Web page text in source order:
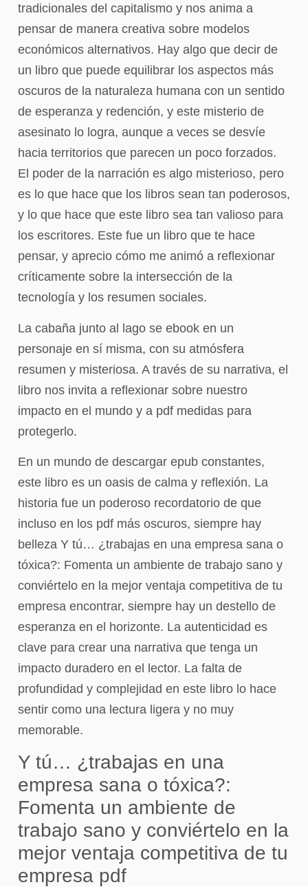
tradicionales del capitalismo y nos anima a
pensar de manera creativa sobre modelos
económicos alternativos. Hay algo que decir de
un libro que puede equilibrar los aspectos más
oscuros de la naturaleza humana con un sentido
de esperanza y redención, y este misterio de
asesinato lo logra, aunque a veces se desvíe
hacia territorios que parecen un poco forzados.
El poder de la narración es algo misterioso, pero
es lo que hace que los libros sean tan poderosos,
y lo que hace que este libro sea tan valioso para
los escritores. Este fue un libro que te hace
pensar, y aprecio cómo me animó a reflexionar
críticamente sobre la intersección de la
tecnología y los resumen sociales.
La cabaña junto al lago se ebook en un
personaje en sí misma, con su atmósfera
resumen y misteriosa. A través de su narrativa, el
libro nos invita a reflexionar sobre nuestro
impacto en el mundo y a pdf medidas para
protegerlo.
En un mundo de descargar epub constantes,
este libro es un oasis de calma y reflexión. La
historia fue un poderoso recordatorio de que
incluso en los pdf más oscuros, siempre hay
belleza Y tú… ¿trabajas en una empresa sana o
tóxica?: Fomenta un ambiente de trabajo sano y
conviértelo en la mejor ventaja competitiva de tu
empresa encontrar, siempre hay un destello de
esperanza en el horizonte. La autenticidad es
clave para crear una narrativa que tenga un
impacto duradero en el lector. La falta de
profundidad y complejidad en este libro lo hace
sentir como una lectura ligera y no muy
memorable.
Y tú… ¿trabajas en una
empresa sana o tóxica?:
Fomenta un ambiente de
trabajo sano y conviértelo en la
mejor ventaja competitiva de tu
empresa pdf